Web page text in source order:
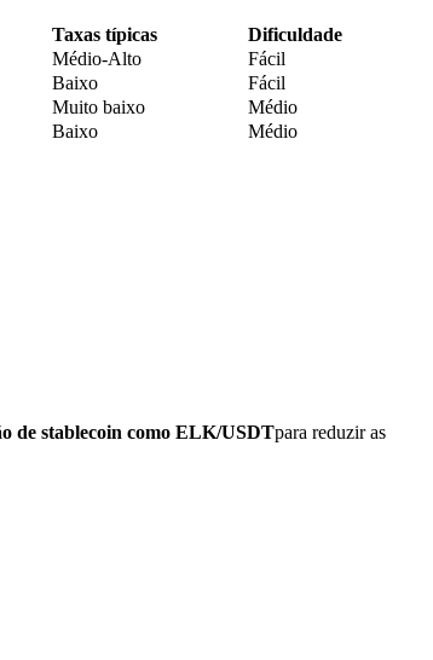
Taxas típicas
Dificuldade
Médio-Alto
Fácil
Baixo
Fácil
Muito baixo
Médio
Baixo Médio
de stablecoin como ELK/USDTpara reduzir as